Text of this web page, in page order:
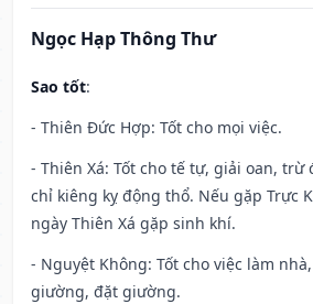
Ngọc Hạp Thông Thư
Sao tốt:
- Thiên Đức Hợp: Tốt cho mọi việc.
- Thiên Xá: Tốt cho tế tự, giải oan, trừ
chỉ kiêng kỵ động thổ. Nếu gặp Trực
ngày Thiên Xá gặp sinh khí.
- Nguyệt Không: Tốt cho việc làm
giường, đặt giường.